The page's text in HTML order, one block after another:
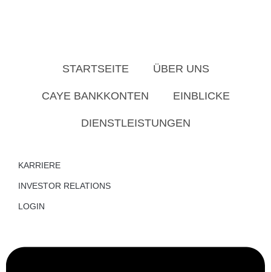
STARTSEITE ÜBER UNS
CAYE BANKKONTEN EINBLICKE
DIENSTLEISTUNGEN
KARRIERE
INVESTOR RELATIONS
LOGIN